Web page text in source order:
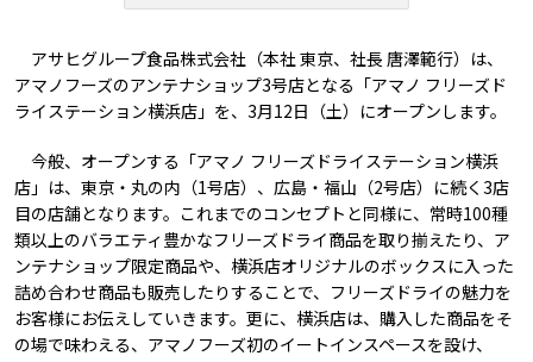
アサヒグループ食品株式会社（本社 東京、社長 唐澤範行）は、
アマノフーズのアンテナショップ3号店となる「アマノ フリーズド
ライステーション横浜店」を、3月12日（土）にオープンします。
今般、オープンする「アマノ フリーズドライステーション横浜
店」は、東京・丸の内（1号店）、広島・福山（2号店）に続く3店
目の店舗となります。これまでのコンセプトと同様に、常時100種
類以上のバラエティ豊かなフリーズドライ商品を取り揃えたり、ア
ンテナショップ限定商品や、横浜店オリジナルのボックスに入った
詰め合わせ商品も販売したりすることで、フリーズドライの魅力を
お客様にお伝えしていきます。更に、横浜店は、購入した商品をそ
の場で味わえる、アマノフーズ初のイートインスペースを設け、